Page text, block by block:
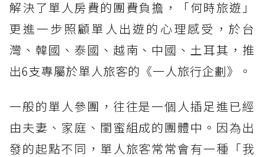
解決了單人房費的團費負擔，「何時旅遊」
更進一步照顧單人出遊的心理感受，於台
灣、韓國、泰國、越南、中國、土耳其，推
出6支專屬於單人旅客的《一人旅行企劃》。
一般的單人參團，往往是一個人插足進已經
由夫妻、家庭、閨蜜組成的團體中。因為出
發的起點不同，單人旅客常常會有一種「我